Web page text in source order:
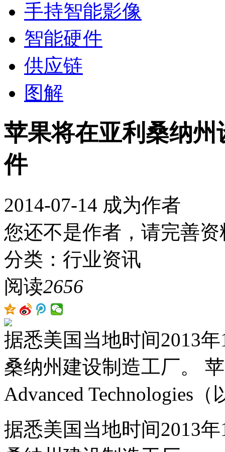
手持智能影像
智能硬件
供应链
图解
苹果将在亚利桑纳
件
2014-07-14 成为作者
您还不是作者，请完善资
分类：行业资讯
阅读2656
据悉美国当地时间2013
桑纳州建设制造工厂。
Advanced Technologies（
据悉美国当地时间2013